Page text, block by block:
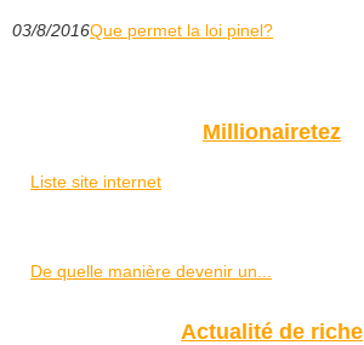
03/8/2016Que permet la loi pinel?
Millionairetez
Liste site internet
De quelle manière devenir un...
Actualité de riche